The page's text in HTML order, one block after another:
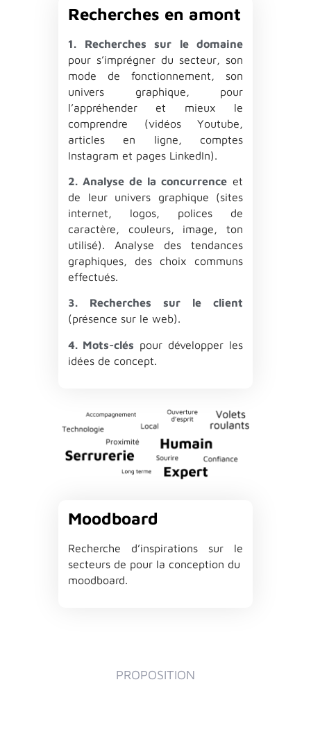
Recherches en amont
1. Recherches sur le domaine
pour s’imprégner du secteur
son
mode de fonctionnement
son
univers
graphique
pour
l’appréhender et mieux
le
comprendre
(vidéos Youtube
articles en ligne
comptes
Instagram et pages L inkedIn).
2. Analyse de la concurrence et
de
leur univers graphique (sites
internet, logos, polices
de
caractère, couleurs, image,
ton
utilisé). Analyse des tendances
graphiques, des choix
communs
effectués.
3. Recherches sur le client
(présence sur le web).
4. Mots-clés pour développer les
idées de concept.
Moodboard
Recherche d’inspirations sur
le
secteurs de pour la conception du
moodboard.
PROPOSITION